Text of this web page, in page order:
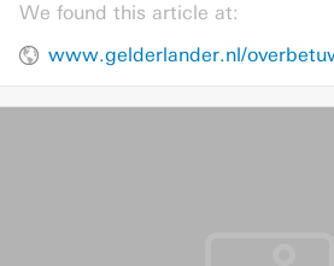
We found this article at: